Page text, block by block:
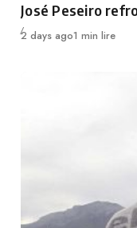
José Peseiro
Publié
2 days ago1 min lire